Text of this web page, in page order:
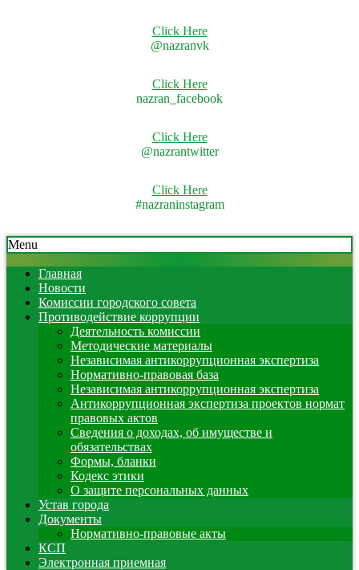
Click Here
@nazranvk
Click Here
nazran_facebook
Click Here
@nazrantwitter
Click Here
#nazraninstagram
Skip
to
content
Secondary
Navigation
Menu
Menu
Главная
Новости
Комиссии городского совета
Противодействие коррупции
Деятельность комиссии
Методические материалы
Независимая антикоррупционная экспертиза
Нормативно-правовая база
Независимая антикоррупционная экспертиза
Антикоррупционная экспертиза проектов нормат
правовых актов
Сведения о доходах, об имуществе и
обязательствах
Формы, бланки
Кодекс этики
О защите персональных данных
Устав города
Документы
Нормативно-правовые акты
КСП
Электронная приемная